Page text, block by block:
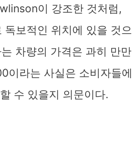
이 강조한 것처럼,
보적인 위치에 있을 것으
차량의 가격은 과히 만만
이라는 사실은 소비자들에
수 있을지 의문이다.